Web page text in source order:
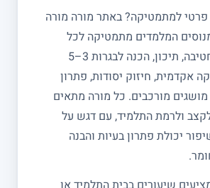
למתמטיקה? באתר מורה מורה
המלמדים מתמטיקה לכל
הרמות: יסודי, חטיבה, תיכון, הכנה לבגרות 3–5
אקדמית, חיזוק יסודות, פתרון
מושגים מורכבים. כל מורה מתאים
ולרמת התלמיד, עם דגש על
יכולת פתרון בעיות והבנה